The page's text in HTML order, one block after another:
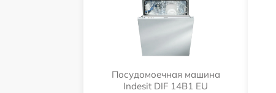
Посудомоечная машина
Indesit DIF 14B1 EU